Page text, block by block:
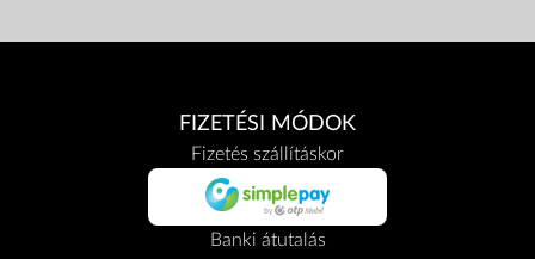
FIZETÉSI MÓDOK
Fizetés szállításkor
Banki átutalás